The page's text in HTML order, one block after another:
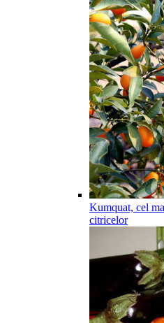
Kumquat, cel
citricelor